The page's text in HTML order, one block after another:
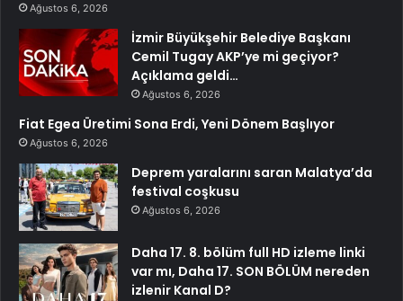
Ağustos 6, 2026
İzmir Büyükşehir Belediye Başkanı
Cemil Tugay AKP’ye mi geçiyor?
Açıklama geldi…
Ağustos 6, 2026
Fiat Egea Üretimi Sona Erdi, Yeni Dönem Başlıyor
Ağustos 6, 2026
Deprem yaralarını saran Malatya’da
festival coşkusu
Ağustos 6, 2026
Daha 17. 8. bölüm full HD izleme linki
var mı, Daha 17. SON BÖLÜM nereden
izlenir Kanal D?